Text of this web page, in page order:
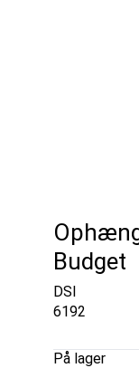
Budget
DSI
6192
På lager